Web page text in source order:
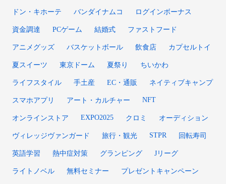
ドン・キホーテ バンダイナムコ ログインボーナス
資金調達 PCゲーム 結婚式 ファストフード
アニメグッズ バスケットボール 飲食店 カプセルトイ
夏スイーツ 東京ドーム 夏祭り ちいかわ
ライフスタイル 手土産 EC・通販 ネイティブキャンプ
スマホアプリ アート・カルチャー NFT
オンラインストア EXPO2025 クロミ オーディション
ヴィレッジヴァンガード 旅行・観光 STPR 回転寿司
英語学習 熱中症対策 グランピング Jリーグ
ライトノベル 無料セミナー プレゼントキャンペーン